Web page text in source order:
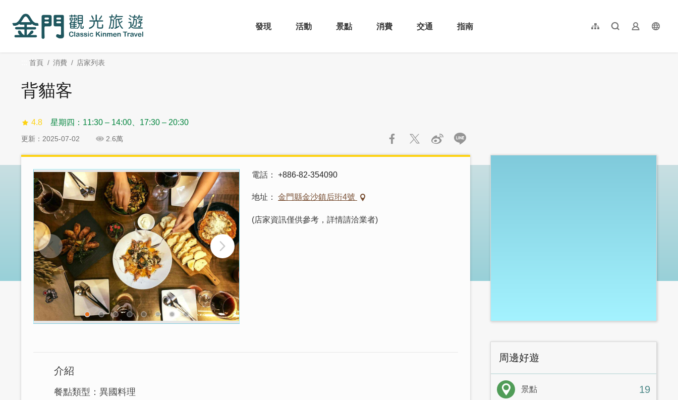
內
發現
活動 景點 消費 交通 指南 網站導覽全文檢索業者登入
简体中文
首頁 消費 店家列表
背貓客
4.8 星期四：11:30 – 14:00、17:30 – 20:30
更新：2025-07-02 2.6萬
分
電話 +886-82-354090
地址 金門縣金沙鎮后珩4號
(店家資訊僅供參考，詳情請洽業者)
介紹
餐點類型：異國料理
:::
周邊好遊
景點 19